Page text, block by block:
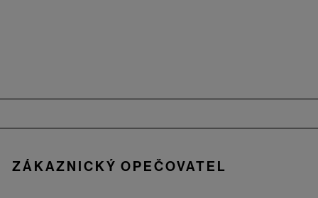
ZÁKAZNICKÝ OPEČOVATEL